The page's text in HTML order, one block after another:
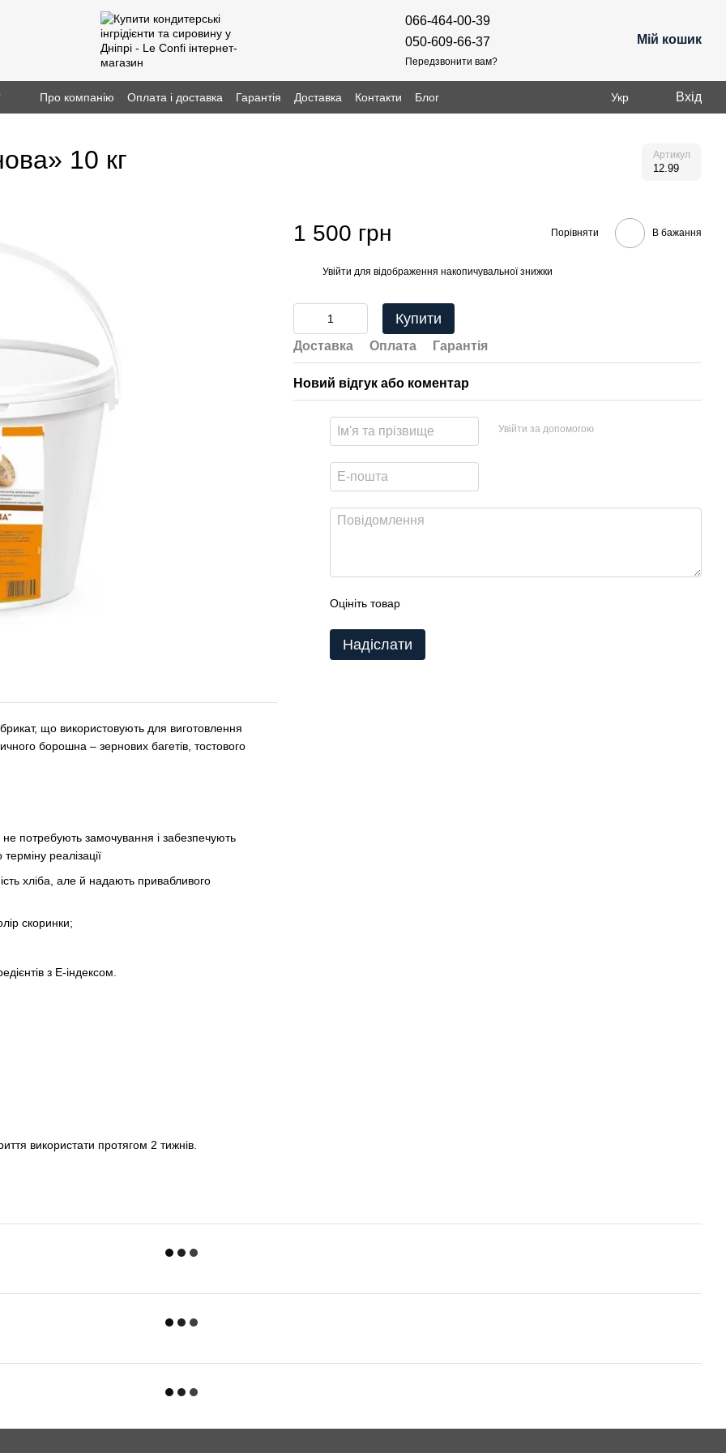
066-464-00-39
050-609-66-37
Передзвонити вам?
Мій кошик
Про компанію Оплата і доставка Гарантія Доставка Контакти Блог Укр Вхід
10 кг Артикул
12.99
що використовують для виготовлення
борошна – зернових багетів, тостового
не потребують замочування і забезпечують
реалізації
хліба, але й надають привабливого
скоринки;
з Е-індексом.
використати протягом 2 тижнів.
1 500 грн Порівняти В бажання
Увійти для відображення накопичувальної знижки
Купити
Доставка Оплата Гарантія
Новий відгук або коментар
Увійти за допомогою
Оцініть товар
Надіслати